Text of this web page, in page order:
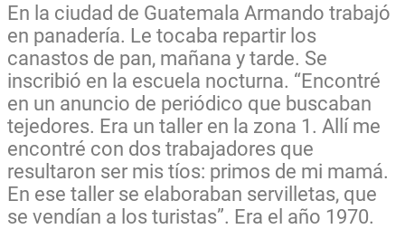
En la ciudad de Guatemala Armando trabajó
en panadería. Le tocaba repartir los
canastos de pan, mañana y tarde. Se
inscribió en la escuela nocturna. “Encontré
en un anuncio de periódico que buscaban
tejedores. Era un taller en la zona 1. Allí me
encontré con dos trabajadores que
resultaron ser mis tíos: primos de mi mamá.
En ese taller se elaboraban servilletas, que
se vendían a los turistas”. Era el año 1970.